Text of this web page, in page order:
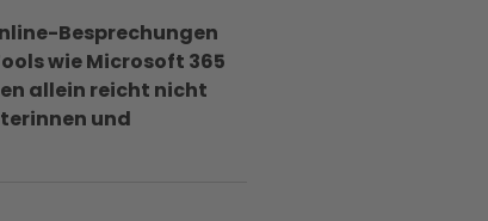
Besprechungen
wie Microsoft 365
allein reicht nicht
und